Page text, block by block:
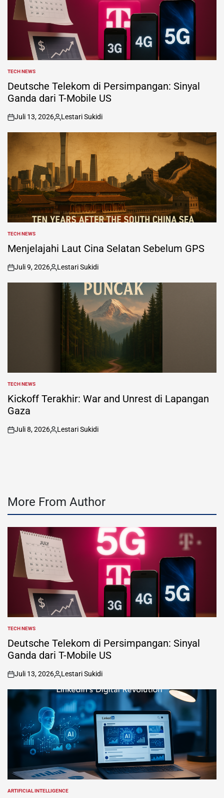
POSTED
IN
TECH NEWS
Deutsche Telekom di Persimpangan: Sinyal
Ganda dari T-Mobile US
on
Juli 13, 2026
Posted
by
Lestari Sukidi
POSTED
IN
TECH NEWS
Menjelajahi Laut Cina Selatan Sebelum GPS
on
Juli 9, 2026
Posted
by
Lestari Sukidi
POSTED
IN
TECH NEWS
Kickoff Terakhir: War and Unrest di Lapangan
Gaza
on
Juli 8, 2026
Posted
Lestari Sukidi
More From Author
POSTED
IN
TECH NEWS
Deutsche Telekom di Persimpangan: Sinyal
Ganda dari T-Mobile US
on
Juli 13, 2026
Posted
by
Lestari Sukidi
POSTED
ARTIFICIAL INTELLIGENCE